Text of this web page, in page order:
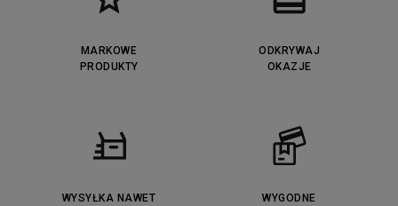
MARKOWE
PRODUKTY
ODKRYWAJ
OKAZJE
WYSYŁKA NAWET
WYGODNE